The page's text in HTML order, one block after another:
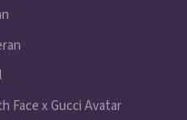
Face x Gucci Avatar